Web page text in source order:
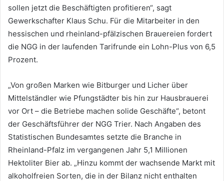
sollen jetzt die Beschäftigten profitieren“, sagt
Gewerkschafter Klaus Schu. Für die Mitarbeiter in den
hessischen und rheinland-pfälzischen Brauereien fordert
die NGG in der laufenden Tarifrunde ein Lohn-Plus von 6,5
Prozent.
„Von großen Marken wie Bitburger und Licher über
Mittelständler wie Pfungstädter bis hin zur Hausbrauerei
vor Ort – die Betriebe machen solide Geschäfte“, betont
der Geschäftsführer der NGG Trier. Nach Angaben des
Statistischen Bundesamtes setzte die Branche in
Rheinland-Pfalz im vergangenen Jahr 5,1 Millionen
Hektoliter Bier ab. „Hinzu kommt der wachsende Markt mit
alkoholfreien Sorten, die in der Bilanz nicht enthalten